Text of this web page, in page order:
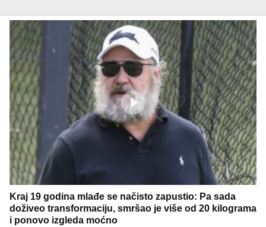
Kraj 19 godina mlađe se načisto zapustio: Pa sada
doživeo transformaciju, smršao je više od 20 kilograma
i ponovo izgleda moćno